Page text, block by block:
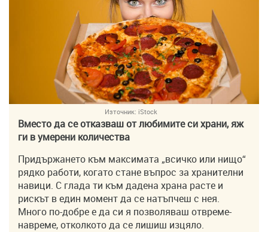
Източник: iStock
Вместо да се отказваш от любимите си храни, яж
ги в умерени количества
Придържането към максимата „всичко или нищо“
рядко работи, когато стане въпрос за хранителни
навици. С глада ти към дадена храна расте и
рискът в един момент да се натъпчеш с нея.
Много по-добре е да си я позволяваш отвреме-
навреме, отколкото да се лишиш изцяло.